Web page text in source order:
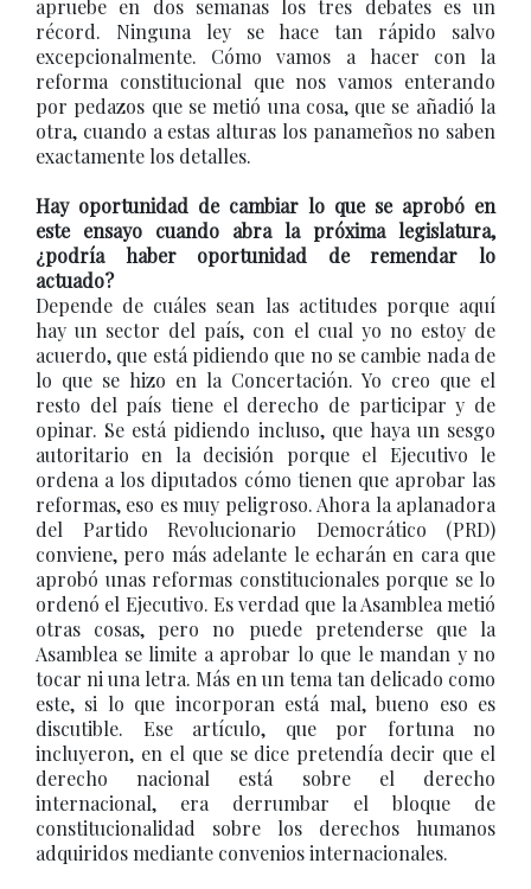
apruebe en dos semanas los tres debates es un
récord. Ninguna ley se hace tan rápido salvo
excepcionalmente. Cómo vamos a hacer con la
reforma constitucional que nos vamos enterando
por pedazos que se metió una cosa, que se añadió la
otra, cuando a estas alturas los panameños no saben
exactamente los detalles.
Hay oportunidad de cambiar lo que se aprobó en
este ensayo cuando abra la próxima legislatura,
¿podría haber oportunidad de remendar lo
actuado?
Depende de cuáles sean las actitudes porque aquí
hay un sector del país, con el cual yo no estoy de
acuerdo, que está pidiendo que no se cambie nada de
lo que se hizo en la Concertación. Yo creo que el
resto del país tiene el derecho de participar y de
opinar. Se está pidiendo incluso, que haya un sesgo
autoritario en la decisión porque el Ejecutivo le
ordena a los diputados cómo tienen que aprobar las
reformas, eso es muy peligroso. Ahora la aplanadora
del Partido Revolucionario Democrático (PRD)
conviene, pero más adelante le echarán en cara que
aprobó unas reformas constitucionales porque se lo
ordenó el Ejecutivo. Es verdad que la Asamblea metió
otras cosas, pero no puede pretenderse que la
Asamblea se limite a aprobar lo que le mandan y no
tocar ni una letra. Más en un tema tan delicado como
este, si lo que incorporan está mal, bueno eso es
discutible. Ese artículo, que por fortuna no
incluyeron, en el que se dice pretendía decir que el
derecho nacional está sobre el derecho
internacional, era derrumbar el bloque de
constitucionalidad sobre los derechos humanos
adquiridos mediante convenios internacionales.